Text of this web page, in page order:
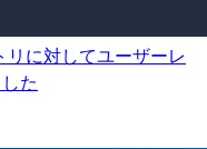
に対してユーザーレ
た